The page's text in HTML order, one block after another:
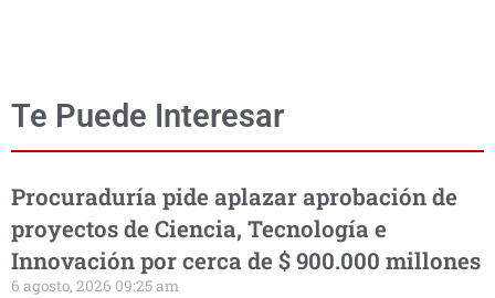
Te Puede Interesar
Procuraduría pide aplazar aprobación de
proyectos de Ciencia, Tecnología e
Innovación por cerca de $ 900.000 millones
6 agosto, 2026 09:25 am